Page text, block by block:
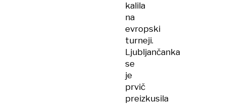
kalila
na
evropski
turneji.
Ljubljančanka
se
je
prvič
preizkusila